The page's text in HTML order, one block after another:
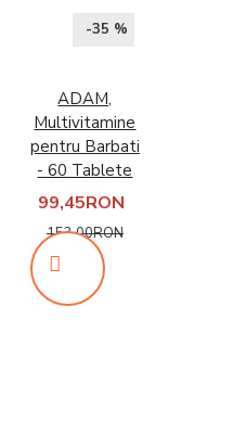
-35 %
ADAM,
Multivitamine
pentru Barbati
- 60 Tablete
99,45RON
153,00RON